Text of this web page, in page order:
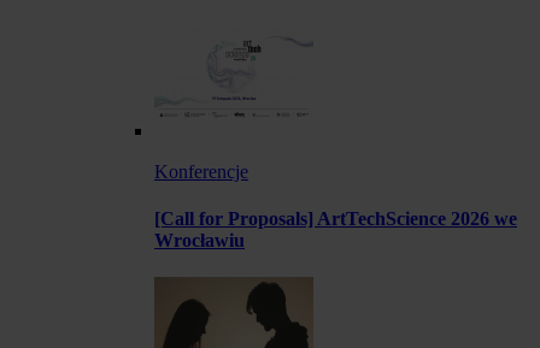
Konferencje
[Call for Proposals] ArtTechScience 2026 we
Wrocławiu